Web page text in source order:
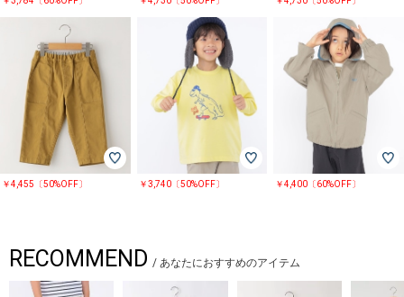
￥4,455〔50%OFF〕 ￥3,740〔50%OFF〕 ￥4,400〔60%OFF〕
RECOMMEND / あなたにおすすめのアイテム